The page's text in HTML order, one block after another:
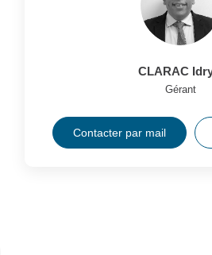
CLARAC
Gérant
Contacter par mail